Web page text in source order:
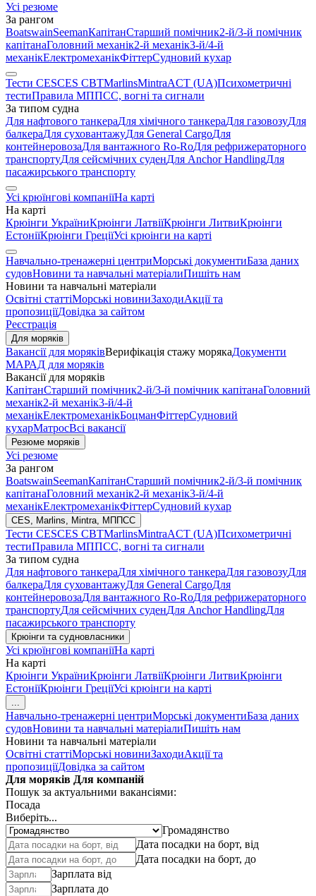
Усі резюме
За рангом
BoatswainSeemanКапітанСтарший помічник2-й/3-й помічник
капітанаГоловний механік2-й механік3-й/4-й
механікЕлектромеханікФіттерСудновий кухар
Тести CESCES CBTMarlinsMintraACT (UA)Психометричні
тестиПравила МППСС, вогні та сигнали
За типом судна
Для нафтового танкераДля хімічного танкераДля газовозуДля
балкераДля суховантажуДля General CargoДля
контейнеровозаДля вантажного Ro-RoДля рефрижераторного
транспортуДля сейсмічних суденДля Anchor HandlingДля
пасажирського транспорту
Усі крюїнгові компаніїНа карті
На карті
Крюінги УкраїниКрюінги ЛатвіїКрюінги ЛитвиКрюінги
ЕстоніїКрюінги ГреціїУсі крюінги на карті
Навчально-тренажерні центриМорські документиБаза даних
судовНовини та навчальні матеріалиПишіть нам
Новини та навчальні матеріали
Освітні статтіМорські новиниЗаходиАкції та
пропозиціїДовідка за сайтом
Реєстрація
Для моряків
Вакансії для моряківВерифікація стажу морякаДокументи
МАРАД для моряків
Вакансії для моряків
КапітанСтарший помічник2-й/3-й помічник капітанаГоловний
механік2-й механік3-й/4-й
механікЕлектромеханікБоцманФіттерСудновий
кухарМатросВсі вакансії
Резюме моряків
Усі резюме
За рангом
BoatswainSeemanКапітанСтарший помічник2-й/3-й помічник
капітанаГоловний механік2-й механік3-й/4-й
механікЕлектромеханікФіттерСудновий кухар
CES, Marlins, Mintra, МППСС
Тести CESCES CBTMarlinsMintraACT (UA)Психометричні
тестиПравила МППСС, вогні та сигнали
За типом судна
Для нафтового танкераДля хімічного танкераДля газовозуДля
балкераДля суховантажуДля General CargoДля
контейнеровозаДля вантажного Ro-RoДля рефрижераторного
транспортуДля сейсмічних суденДля Anchor HandlingДля
пасажирського транспорту
Крюінги та судновласники
Усі крюїнгові компаніїНа карті
На карті
Крюінги УкраїниКрюінги ЛатвіїКрюінги ЛитвиКрюінги
ЕстоніїКрюінги ГреціїУсі крюінги на карті
...
Навчально-тренажерні центриМорські документиБаза даних
судовНовини та навчальні матеріалиПишіть нам
Новини та навчальні матеріали
Освітні статтіМорські новиниЗаходиАкції та
пропозиціїДовідка за сайтом
Для моряків Для компаній
Пошук за актуальними вакансіями:
Посада
Виберіть...
Громадянство
Дата посадки на борт, від
Дата посадки на борт, до
Зарплата від
Зарплата до